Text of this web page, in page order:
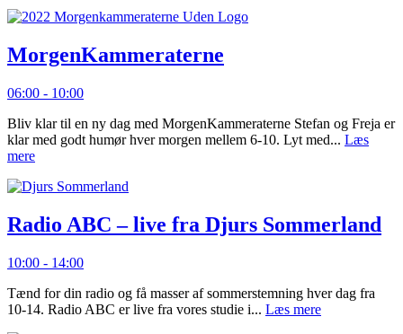
MorgenKammeraterne
06:00 - 10:00
Bliv klar til en ny dag med MorgenKammeraterne Stefan og Freja er
klar med godt humør hver morgen mellem 6-10. Lyt med... Læs
mere
Radio ABC – live fra Djurs Sommerland
10:00 - 14:00
Tænd for din radio og få masser af sommerstemning hver dag fra
10-14. Radio ABC er live fra vores studie i... Læs mere